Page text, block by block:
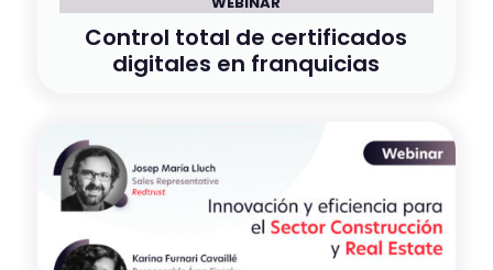
Control total de certificados
digitales en franquicias